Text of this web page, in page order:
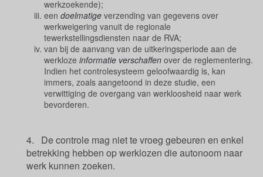
werkzoekende);
een doelmatige verzending van gegevens over
werkweigering vanuit de regionale
tewerkstellingsdiensten naar de RVA;
van bij de aanvang van de uitkeringsperiode aan de
werkloze informatie verschaffen over de reglementering.
Indien het controlesysteem geloofwaardig is, kan
immers, zoals aangetoond in deze studie, een
verwittiging de overgang van werkloosheid naar werk
bevorderen.
4. De controle mag niet te vroeg gebeuren en enkel
betrekking hebben op werklozen die autonoom naar
werk kunnen zoeken.